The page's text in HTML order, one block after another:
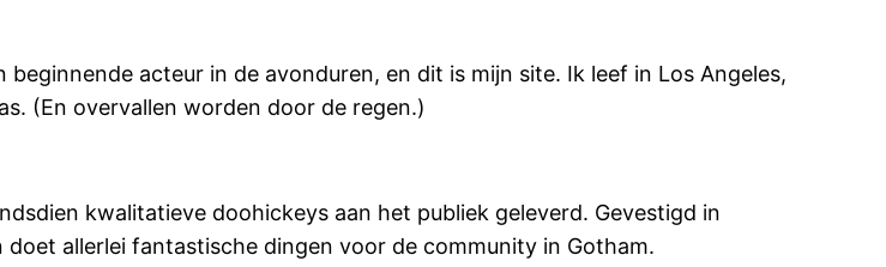
acteur in de avonduren, en dit is mijn site. Ik leef in Los Angeles,
(En overvallen worden door de regen.)
kwalitatieve doohickeys aan het publiek geleverd. Gevestigd in
allerlei fantastische dingen voor de community in Gotham.